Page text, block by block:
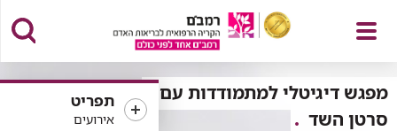
פתח
תפריט
אירועים
מפגש דיגיטלי למתמודדות עם
סרטן השד